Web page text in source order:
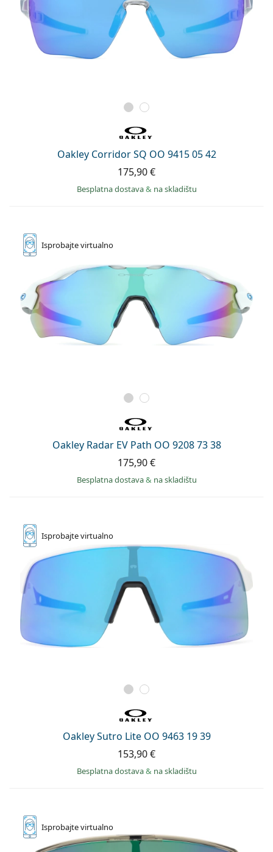
Oakley Corridor SQ OO 9415 05 42
175,90 €
Besplatna dostava& na skladištu
Isprobajtevirtualno
Oakley Radar EV Path OO 9208 73 38
175,90 €
Besplatna dostava& na skladištu
Isprobajtevirtualno
Oakley Sutro Lite OO 9463 19 39
153,90 €
Besplatna dostava& na skladištu
Isprobajtevirtualno